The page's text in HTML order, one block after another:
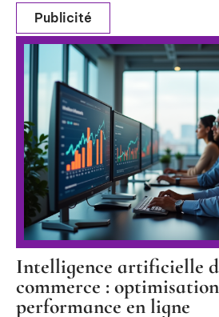
Publicité
Intelligence artificielle
commerce :
performance en ligne